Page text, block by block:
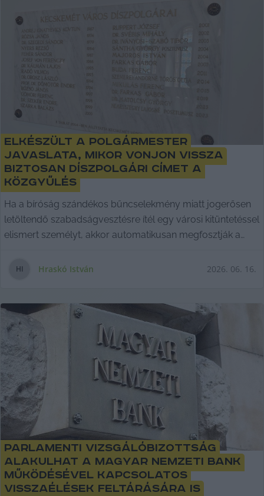
Elkészült a polgármester
javaslata, mikor vonjon vissza
biztosan díszpolgári címet a
közgyűlés
Ha a bíróság szándékos bűncselekmény miatt jogerősen
letöltendő szabadságvesztésre ítél egy városi kitüntetéssel
elismert személyt, akkor automatikusan megfosztják a
emléktábláról - ez a lényege Szemereyné Pataki Klaudia
HI Hraskó István 2026. 06. 16.
Parlamenti vizsgálóbizottság
alakulhat a Magyar Nemzeti Bank
működésével kapcsolatos
visszaélések feltárására is